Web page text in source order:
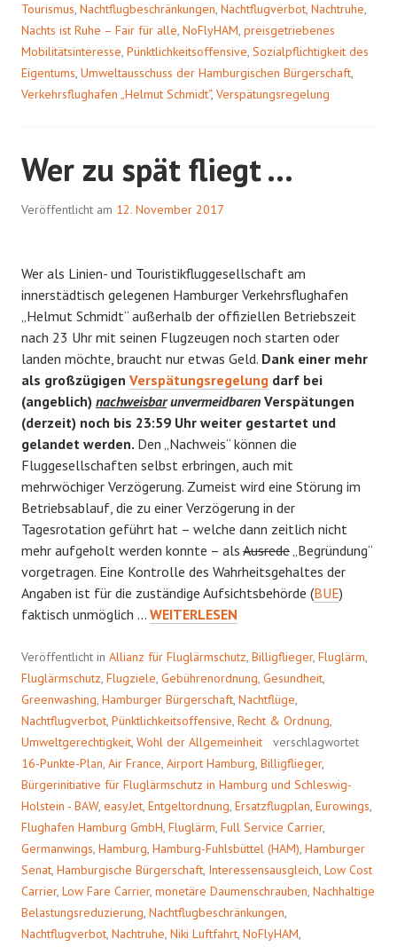
Tourismus, Nachtflugbeschränkungen, Nachtflugverbot, Nachtruhe,
Nachts ist Ruhe – Fair für alle, NoFlyHAM, preisgetriebenes
Mobilitätsinteresse, Pünktlichkeitsoffensive, Sozialpflichtigkeit des
Eigentums, Umweltausschuss der Hamburgischen Bürgerschaft,
Verkehrsflughafen „Helmut Schmidt“, Verspätungsregelung
Wer zu spät fliegt …
Veröffentlicht am 12. November 2017
Wer als Linien- und Touristikfluggesellschaft am
innerstädtisch gelegenen Hamburger Verkehrsflughafen
„Helmut Schmidt“ außerhalb der offiziellen Betriebszeit
nach 23 Uhr mit seinen Flugzeugen noch starten oder
landen möchte, braucht nur etwas Geld. Dank einer mehr
als großzügigen Verspätungsregelung darf bei
(angeblich) nachweisbarunvermeidbaren Verspätungen
(derzeit) noch bis 23:59 Uhr weiter gestartet und
gelandet werden. Den „Nachweis“ können die
Fluggesellschaften selbst erbringen, auch mit
mehrwöchiger Verzögerung. Zumeist wird eine Störung im
Betriebsablauf, die zu einer Verzögerung in der
Tagesrotation geführt hat – welche dann zeitlich nicht
mehr aufgeholt werden konnte – als Ausrede„Begründung“
vorgetragen. Eine Kontrolle des Wahrheitsgehaltes der
Angaben ist für die zuständige Aufsichtsbehörde (BUE)
faktisch unmöglich … WER
SPÄT
FLIEGT
…
WEITERLESEN
Veröffentlicht in Allianz für Fluglärmschutz, Billigflieger, Fluglärm,
Fluglärmschutz, Flugziele, Gebührenordnung, Gesundheit,
Greenwashing, Hamburger Bürgerschaft, Nachtflüge,
Nachtflugverbot, Pünktlichkeitsoffensive, Recht & Ordnung,
Umweltgerechtigkeit, Wohl der Allgemeinheit
verschlagwortet
16-Punkte-Plan, Air France, Airport Hamburg, Billigflieger,
Bürgerinitiative für Fluglärmschutz in Hamburg und Schleswig-
Holstein - BAW, easyJet, Entgeltordnung, Ersatzflugplan, Eurowings,
Flughafen Hamburg GmbH, Fluglärm, Full Service Carrier,
Germanwings, Hamburg, Hamburg-Fuhlsbüttel (HAM), Hamburger
Senat, Hamburgische Bürgerschaft, Interessensausgleich, Low Cost
Carrier, Low Fare Carrier, monetäre Daumenschrauben, Nachhaltige
Belastungsreduzierung, Nachtflugbeschränkungen,
Nachtflugverbot, Nachtruhe, Niki Luftfahrt, NoFlyHAM,